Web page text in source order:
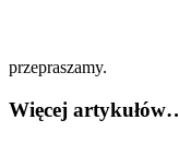
Za
przepraszamy.
Więcej